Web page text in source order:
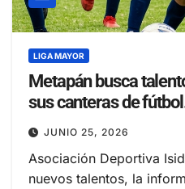
LIGA MAYOR
Metapán busca
sus canteras de
JUNIO 25, 2026
Asociación Deportiva
nuevos talentos, la